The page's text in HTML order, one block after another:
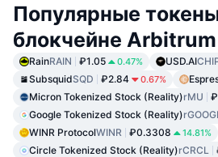
Популярные
блокчейне Arbitrum
RainRAIN ₽1.05 0.47% USD.AI
SubsquidSQD ₽2.84 0.67%
Micron Tokenized Stock (Reality)rMU
Google Tokenized Stock (Reality)rGOOGL
WINR ProtocolWINR ₽0.3308 14.81%
Circle Tokenized Stock (Reality)rCRCL